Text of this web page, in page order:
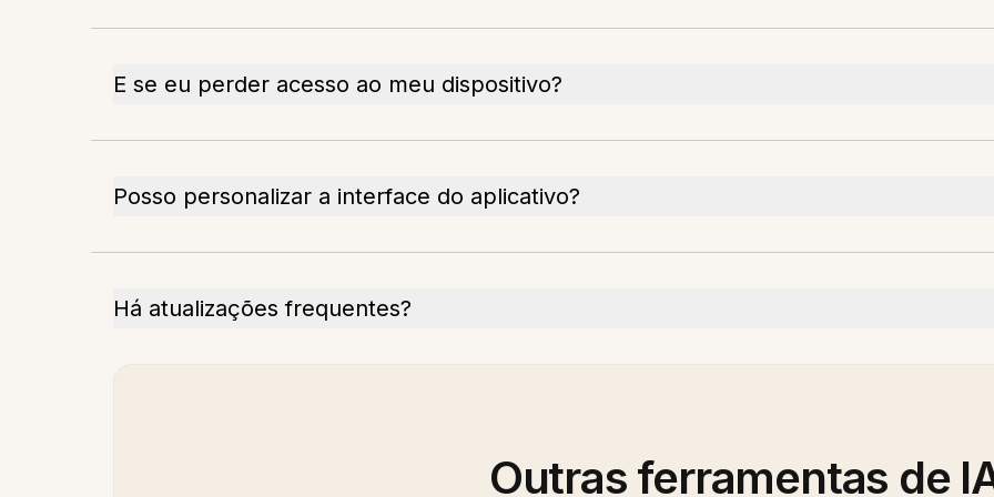
E se eu perder acesso ao meu dispositivo?
Posso personalizar a interface do aplicativo?
Há atualizações frequentes?
Outras ferramentas de